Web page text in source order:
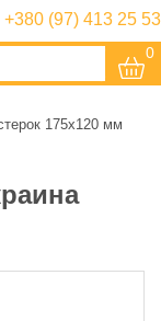
+380 (97) 413 25 53
0
175х120 мм